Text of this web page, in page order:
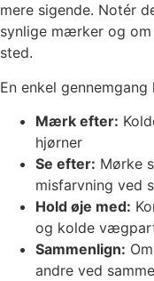
mere sigende. Notér
synlige mærker og
sted.
En enkel
Mærk efter:
hjørner
Se efter: Mørke
misfarvning ved
Hold øje med:
og kolde
Sammenlign:
andre ved